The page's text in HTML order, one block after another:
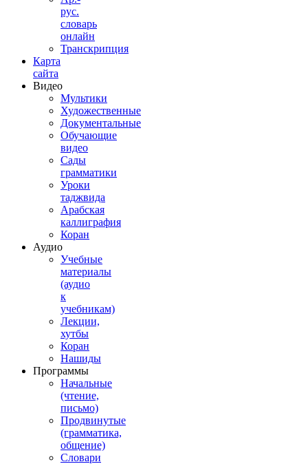
рус.
словарь
онлайн
Транскрипция
Карта
сайта
Видео
Мультики
Художественные
Документальные
Обучающие
видео
Сады
грамматики
Уроки
таджвида
Арабская
каллиграфия
Коран
Аудио
Учебные
материалы
(аудио
к
учебникам)
Лекции,
хутбы
Коран
Нашиды
Программы
Начальные
(чтение,
письмо)
Продвинутые
(грамматика,
общение)
Словари